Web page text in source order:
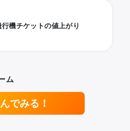
行機チケットの値上がり
ム
でみる！